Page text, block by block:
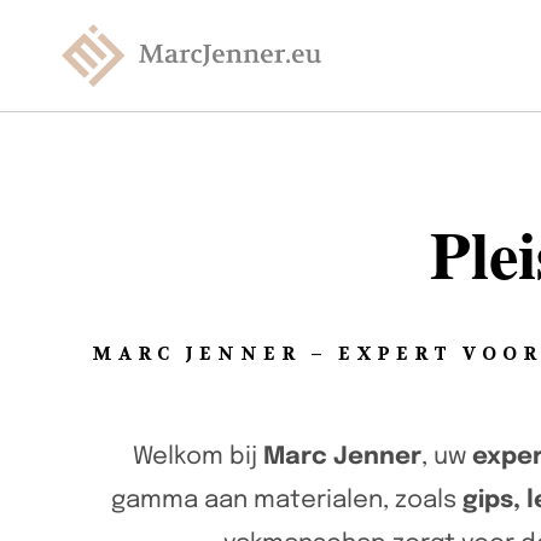
MARC JENNER – EXPERT
Welkom bij Marc Jenner, uw
gamma aan materialen, zoals gips,